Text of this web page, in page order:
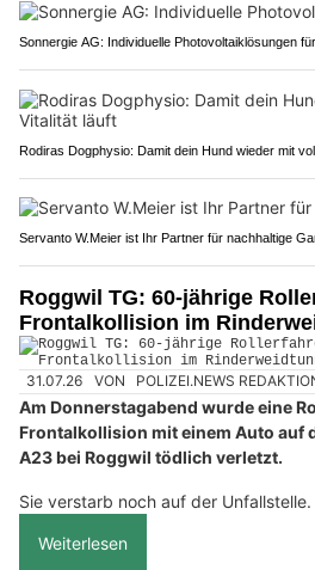
Sonnergie AG: Individuelle Photovoltaiklösungen
Rodiras Dogphysio: Damit dein Hund wieder mit
Servanto W.Meier ist Ihr Partner für nachhaltige
Roggwil TG: 60-jährige
Frontalkollision im
31.07.26 VON POLIZEI.NEWS
Am Donnerstagabend wurde eine
Frontalkollision mit einem Auto auf
A23 bei Roggwil tödlich verletzt.
Sie verstarb noch auf der Unfallstelle.
Weiterlesen